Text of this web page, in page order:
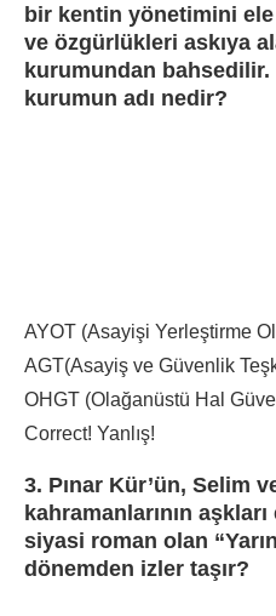
bir kentin yönetimini
ve özgürlükleri askıya
kurumundan bahsedilir.
kurumun adı nedir?
AYOT (Asayişi Yerleştirme
AGT(Asayiş ve Güvenlik
OHGT (Olağanüstü Hal
Correct! Yanlış!
3. Pınar Kür’ün, Selim
kahramanlarının
siyasi roman olan
dönemden izler taşır?